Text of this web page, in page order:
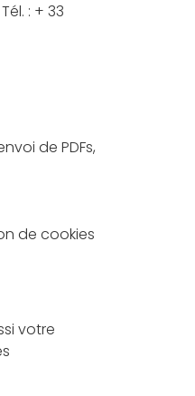
: + 33
de PDFs,
de cookies
votre